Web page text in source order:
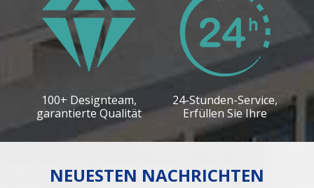
100+ Designteam,
garantierte Qualität
24-Stunden-Service,
Erfüllen Sie Ihre
Anforderungen
NEUESTEN NACHRICHTEN